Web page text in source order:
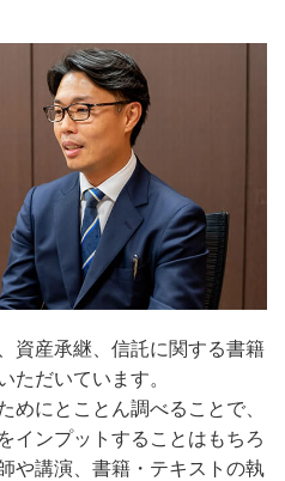
資産承継、信託に関する書籍
ただいています。
めにとことん調べることで、
インプットすることはもちろ
や講演、書籍・テキストの執